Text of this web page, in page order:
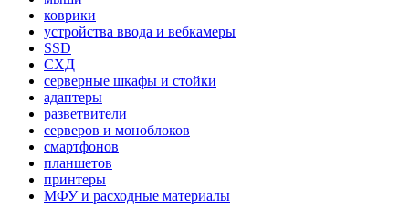
коврики
устройства ввода и вебкамеры
SSD
СХД
серверные шкафы и стойки
адаптеры
разветвители
серверов и моноблоков
смартфонов
планшетов
принтеры
МФУ и расходные материалы